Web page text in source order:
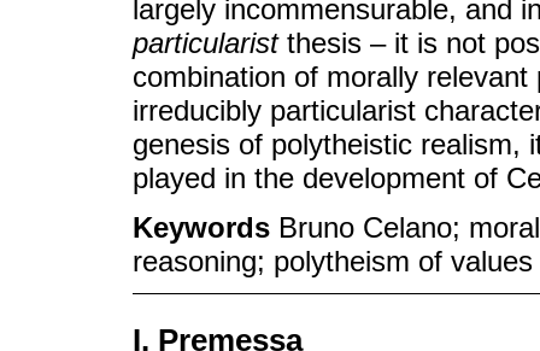
largely incommensurable, and
particularist thesis – it is not
combination of morally
irreducibly particularist
genesis of polytheistic realism,
played in the development of
Keywords Bruno Celano;
reasoning; polytheism of values
I. Premessa